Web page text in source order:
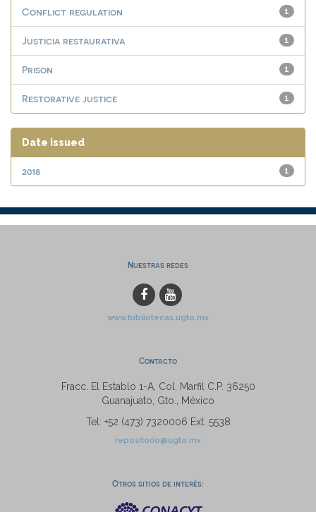
1
Conflict regulation
1
Justicia restaurativa
1
Prison
1
Restorative justice
Date issued
1
2018
Nuestras redes
www.bibliotecas.ugto.mx
Contacto
Fracc. El Establo 1-A, Col. Marfil C.P. 36250
Guanajuato, Gto., México
Tel: +52 (473) 7320006 Ext. 5538
repositorio@ugto.mx
Otros sitios de interés: